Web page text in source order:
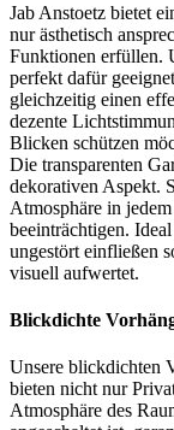
Jab Anstoetz bietet
nur ästhetisch
Funktionen erfüllen.
perfekt dafür
gleichzeitig einen
dezente
Blicken schützen
Die transparenten
dekorativen Aspekt.
Atmosphäre in
beeinträchtigen.
ungestört einfließen
visuell aufwertet.
Blickdichte
Unsere blickdichten
bieten nicht nur
Atmosphäre des